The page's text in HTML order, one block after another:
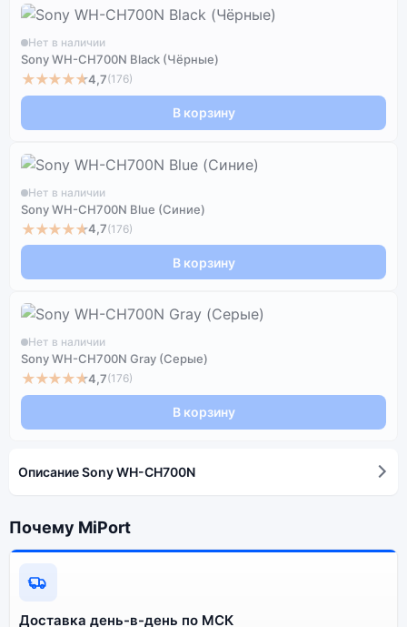
Нет в наличии
Sony WH-CH700N Black (Чёрные)
★★★★★4,7(176)
В корзину
Нет в наличии
Sony WH-CH700N Blue (Синие)
★★★★★4,7(176)
В корзину
Нет в наличии
Sony WH-CH700N Gray (Серые)
★★★★★4,7(176)
В корзину
Описание Sony WH-CH700N
Почему MiPort
Доставка день-в-день по МСК